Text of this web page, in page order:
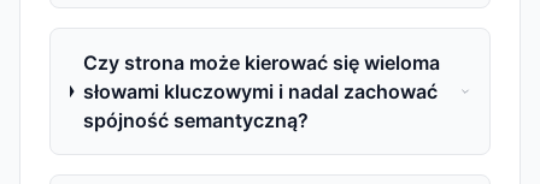
Czy strona może kierować się wieloma
słowami kluczowymi i nadal zachować
spójność semantyczną?